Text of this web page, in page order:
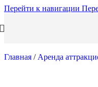
Перейти к навигации
Главная / Аренда